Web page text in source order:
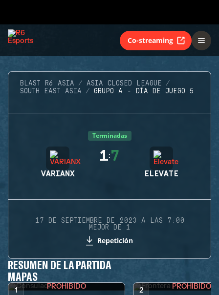
Co-streaming
BLAST R6 ASIA
ASIA CLOSED LEAGUE
SOUTH EAST ASIA
GRUPO A - DÍA DE JUEGO 5
Terminadas
VARIANX
1:7
ELEVATE
17 DE SEPTIEMBRE DE 2023 A LAS 7:00
MEJOR DE 1
Repetición
RESUMEN DE LA PARTIDA
MAPAS
1 PROHIBIDO 2 PROHIBIDO